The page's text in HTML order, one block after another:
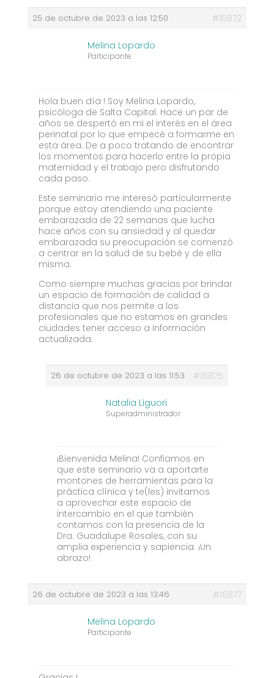
25 de octubre de 2023 a las 12:50 #15872
Melina Lopardo
Participante
Hola buen día ! Soy Melina Lopardo,
psicóloga de Salta Capital. Hace un par de
años se despertó en mi el interés en el área
perinatal por lo que empecé a formarme en
esta área. De a poco tratando de encontrar
los momentos para hacerlo entre la propia
maternidad y el trabajo pero disfrutando
cada paso.
Este seminario me interesó particularmente
porque estoy atendiendo una paciente
embarazada de 22 semanas que lucha
hace años con su ansiedad y al quedar
embarazada su preocupación se comenzó
a centrar en la salud de su bebé y de ella
misma.
Como siempre muchas gracias por brindar
un espacio de formación de calidad a
distancia que nos permite a los
profesionales que no estamos en grandes
ciudades tener acceso a información
actualizada.
26 de octubre de 2023 a las 11:53 #15875
Natalia Liguori
Superadministrador
¡Bienvenida Melina! Confiamos en
que este seminario va a aportarte
montones de herramientas para la
práctica clínica y te(les) invitamos
a aprovechar este espacio de
intercambio en el que también
contamos con la presencia de la
Dra. Guadalupe Rosales, con su
amplia experiencia y sapiencia. ¡Un
abrazo!
26 de octubre de 2023 a las 13:46 #15877
Melina Lopardo
Participante